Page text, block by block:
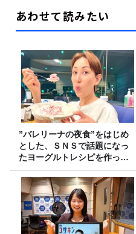
あわせて読みたい
”バレリーナの夜食”をはじめ
とした、ＳＮＳで話題になっ
たヨーグルトレシピを作って
みた！